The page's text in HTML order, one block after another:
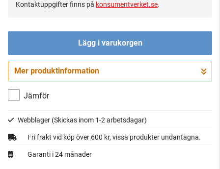
Kontaktuppgifter finns på konsumentverket.se.
Lägg i varukorgen
Gå till kassan
Mer produktinformation
Jämför
Webblager (Skickas inom 1-2 arbetsdagar)
Fri frakt vid köp över 600 kr, vissa produkter undantagna.
Garanti i 24 månader